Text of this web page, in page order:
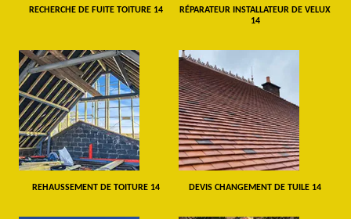
RECHERCHE DE FUITE TOITURE 14
RÉPARATEUR INSTALLATEUR DE VELUX
14
REHAUSSEMENT DE TOITURE 14 DEVIS CHANGEMENT DE TUILE 14